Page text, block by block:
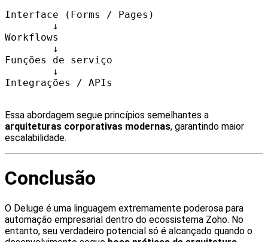
Interface (Forms / Pages)
↓
Workflows
↓
Funções de serviço
↓
Integrações / APIs
Essa abordagem segue princípios semelhantes a
arquiteturas corporativas modernas, garantindo maior
escalabilidade.
Conclusão
O Deluge é uma linguagem extremamente poderosa para
automação empresarial dentro do ecossistema Zoho. No
entanto, seu verdadeiro potencial só é alcançado quando o